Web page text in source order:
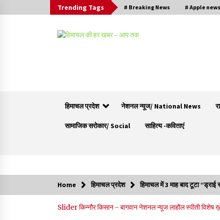
Trending Tags # Breaking News # Apple news
हिमाचल प्रदेश नेशनल न्यूज/ National News
सामाजिक सरोकार/ Social साहित्य -कविताएं
रेफ्रिजरेटेड वैन के लिए देगी 70 % सब्सिडी
Home हिमाचल प्रदेश हिमाचल में 3 माह बाद टूटा
Sliderकिन्नौरकिसान - बागवाननेशनल न्यूजलाहौल स्पीतीविशेष